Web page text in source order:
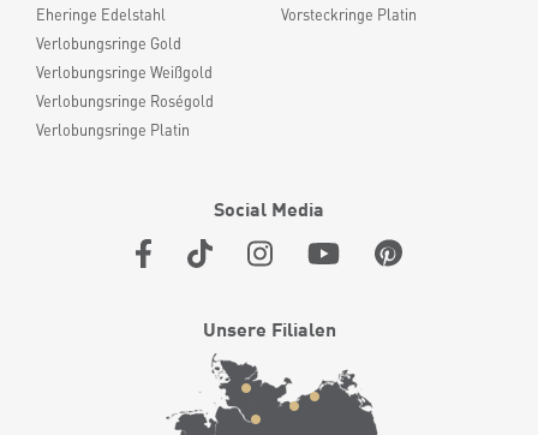
Eheringe Edelstahl
Verlobungsringe Gold
Verlobungsringe Weißgold
Verlobungsringe Roségold
Verlobungsringe Platin
Vorsteckringe Platin
Social Media
Unsere Filialen